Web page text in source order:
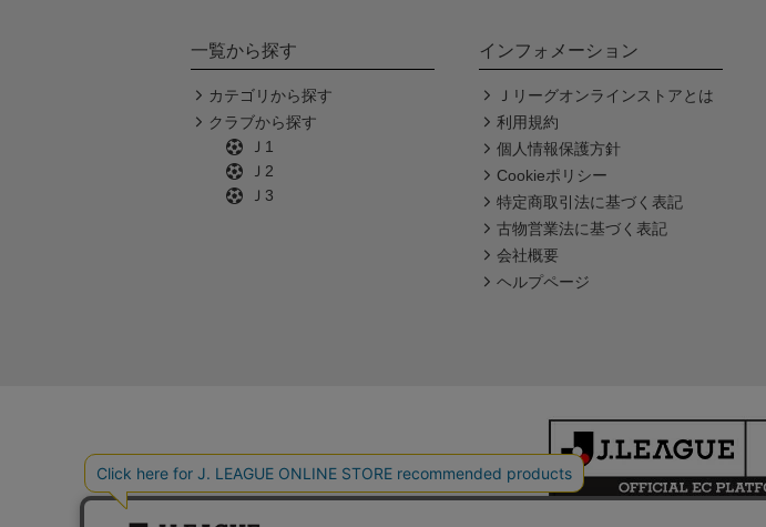
一覧から探す
カテゴリから探す
クラブから探す
Ｊ1
Ｊ2
Ｊ3
インフォメーション
Ｊリーグオンラインストアとは
利用規約
個人情報保護方針
Cookieポリシー
特定商取引法に基づく表記
古物営業法に基づく表記
会社概要
ヘルプページ